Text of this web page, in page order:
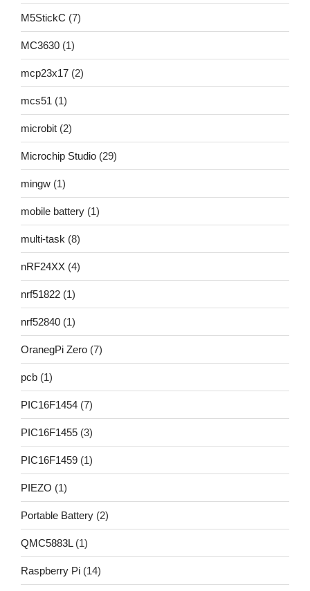
M5StickC (7)
MC3630 (1)
mcp23x17 (2)
mcs51 (1)
microbit (2)
Microchip Studio (29)
mingw (1)
mobile battery (1)
multi-task (8)
nRF24XX (4)
nrf51822 (1)
nrf52840 (1)
OranegPi Zero (7)
pcb (1)
PIC16F1454 (7)
PIC16F1455 (3)
PIC16F1459 (1)
PIEZO (1)
Portable Battery (2)
QMC5883L(1)
Raspberry Pi (14)